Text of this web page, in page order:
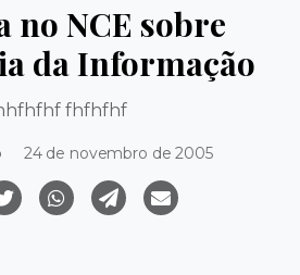
no NCE sobre
da Informação
fhfhfhf
24 de novembro de 2005